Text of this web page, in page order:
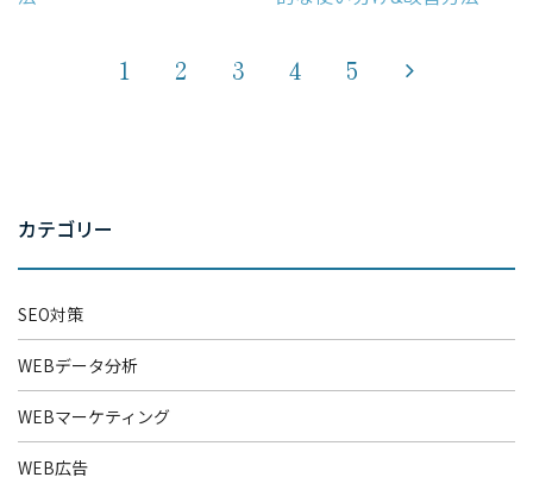
1 2 3 4 5
カテゴリー
SEO対策
WEBデータ分析
WEBマーケティング
WEB広告